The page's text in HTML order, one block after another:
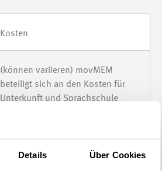
Details Über Cookies
Kosten
(können variieren) movMEM
beteiligt sich an den Kosten für
Unterkunft und Sprachschule